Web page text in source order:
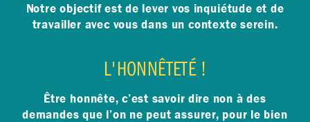
Notre objectif est de lever vos inquiétude et de
travailler avec vous dans un contexte serein.
L'HONNÊTETÉ !
Être honnête, c’est savoir dire non à des
demandes que l’on ne peut assurer, pour le bien